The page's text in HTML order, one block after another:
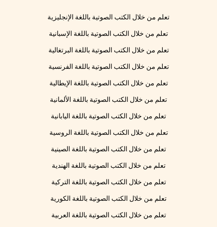
تعلم من خلال الكتب الصوتية باللغة الإنجليزية
تعلم من خلال الكتب الصوتية باللغة الإسبانية
تعلم من خلال الكتب الصوتية باللغة البرتغالية
تعلم من خلال الكتب الصوتية باللغة الفرنسية
تعلم من خلال الكتب الصوتية باللغة الإيطالية
تعلم من خلال الكتب الصوتية باللغة الألمانية
تعلم من خلال الكتب الصوتية باللغة اليابانية
تعلم من خلال الكتب الصوتية باللغة الروسية
تعلم من خلال الكتب الصوتية باللغة الصينية
تعلم من خلال الكتب الصوتية باللغة الهندية
تعلم من خلال الكتب الصوتية باللغة التركية
تعلم من خلال الكتب الصوتية باللغة الكورية
تعلم من خلال الكتب الصوتية باللغة العربية